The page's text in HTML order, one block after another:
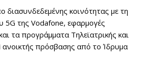
διασυνδεδεμένης κοινότητας με τη
5G της Vodafone, εφαρμογές
τα προγράμματα Τηλεϊατρικής και
ανοικτής πρόσβασης από το Ίδρυμα